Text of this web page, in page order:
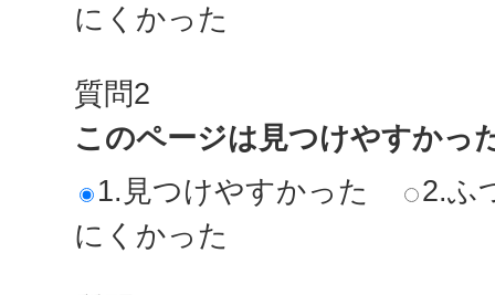
にくかった
質問2
このページは見つけやすかっ
1.見つけやすかった
2.ふ
にくかった